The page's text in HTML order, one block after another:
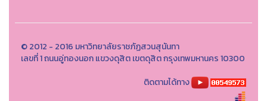
© 2012 - 2016 มหาวิทยาลัยราชภัฏสวนสุนันทา
เลขที่ 1 ถนนอู่ทองนอก แขวงดุสิต เขตดุสิต กรุงเทพมหานคร 10300
ติดตามได้ทาง